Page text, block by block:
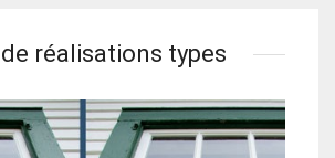
réalisations types